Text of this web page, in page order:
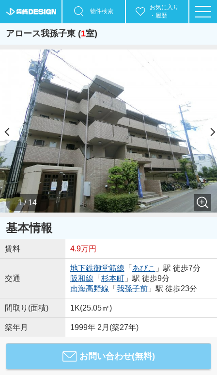
物件検索
お気に入り
・履歴
アロース我孫子東 (1室)
1 / 14
基本情報
賃料 4.9万円
交通
地下鉄御堂筋線 「 あびこ 」駅 徒歩7分
阪和線 「 杉本町」駅 徒歩9分
南海高野線 「 我孫子前」駅 徒歩23分
間取り(面積) 1K(25.05㎡)
築年月 1999年 2月(築27年)
お問い合わせ(無料)